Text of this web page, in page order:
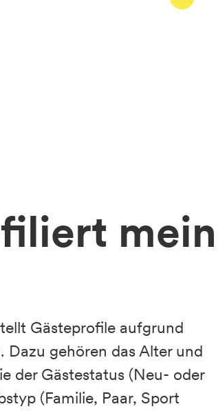
mein
Gästeprofile aufgrund
Dazu gehören das Alter und
der Gästestatus (Neu- oder
(Familie, Paar, Sport